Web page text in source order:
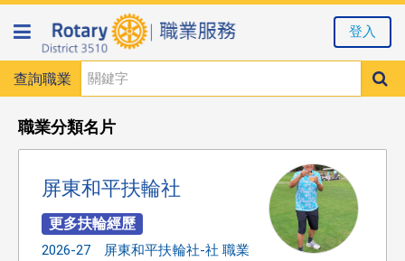
查詢職業
登入
職業分類名片
屏東和平扶輪社
2026-27 屏東和平扶輪社-社 職業